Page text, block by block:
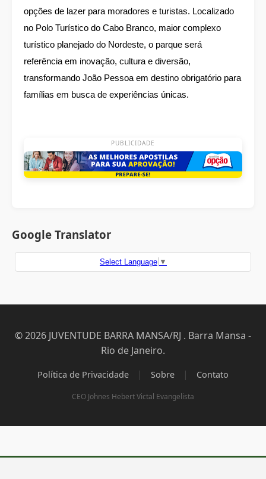
opções de lazer para moradores e turistas. Localizado
no Polo Turístico do Cabo Branco, maior complexo
turístico planejado do Nordeste, o parque será
referência em inovação, cultura e diversão,
transformando João Pessoa em destino obrigatório para
famílias em busca de experiências únicas.
PUBLICIDADE
Google Translator
Select Language ▼
© 2026 JUVENTUDE BARRA MANSA/RJ . Barra Mansa -
Rio de Janeiro.
Política de Privacidade | Sobre | Contato
CEO Johnes Hebert Victal Evangelista